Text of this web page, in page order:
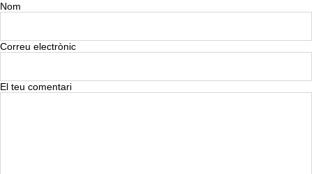
Nom
Correu electrònic
El teu comentari